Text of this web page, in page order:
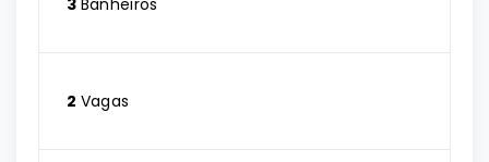
3 Banheiros
2 Vagas